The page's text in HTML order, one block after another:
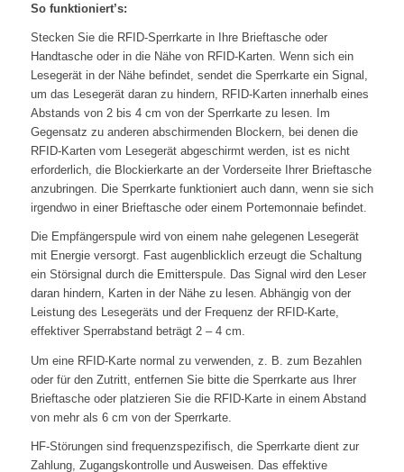
So funktioniert’s:
Stecken Sie die RFID-Sperrkarte in Ihre Brieftasche oder
Handtasche oder in die Nähe von RFID-Karten. Wenn sich ein
Lesegerät in der Nähe befindet, sendet die Sperrkarte ein Signal,
um das Lesegerät daran zu hindern, RFID-Karten innerhalb eines
Abstands von 2 bis 4 cm von der Sperrkarte zu lesen. Im
Gegensatz zu anderen abschirmenden Blockern, bei denen die
RFID-Karten vom Lesegerät abgeschirmt werden, ist es nicht
erforderlich, die Blockierkarte an der Vorderseite Ihrer Brieftasche
anzubringen. Die Sperrkarte funktioniert auch dann, wenn sie sich
irgendwo in einer Brieftasche oder einem Portemonnaie befindet.
Die Empfängerspule wird von einem nahe gelegenen Lesegerät
mit Energie versorgt. Fast augenblicklich erzeugt die Schaltung
ein Störsignal durch die Emitterspule. Das Signal wird den Leser
daran hindern, Karten in der Nähe zu lesen. Abhängig von der
Leistung des Lesegeräts und der Frequenz der RFID-Karte,
effektiver Sperrabstand beträgt 2 – 4 cm.
Um eine RFID-Karte normal zu verwenden, z. B. zum Bezahlen
oder für den Zutritt, entfernen Sie bitte die Sperrkarte aus Ihrer
Brieftasche oder platzieren Sie die RFID-Karte in einem Abstand
von mehr als 6 cm von der Sperrkarte.
HF-Störungen sind frequenzspezifisch, die Sperrkarte dient zur
Zahlung, Zugangskontrolle und Ausweisen. Das effektive